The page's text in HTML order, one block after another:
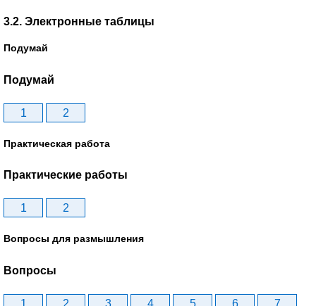
3.2. Электронные таблицы
Подумай
Подумай
1 2
Практическая работа
Практические работы
1 2
Вопросы для размышления
Вопросы
1 2 3 4 5 6
7